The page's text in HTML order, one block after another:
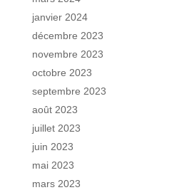
janvier 2024
décembre 2023
novembre 2023
octobre 2023
septembre 2023
août 2023
juillet 2023
juin 2023
mai 2023
mars 2023